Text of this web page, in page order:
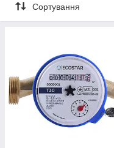
Сортування